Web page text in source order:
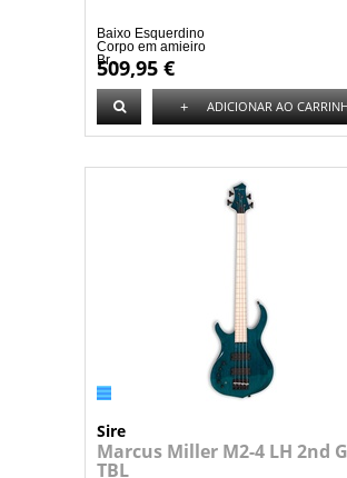
Baixo Esquerdino
Corpo em amieiro
Br...
509,95 €
+ ADICIONAR AO
Sire
Marcus Miller M2-4 LH 2nd
TBL